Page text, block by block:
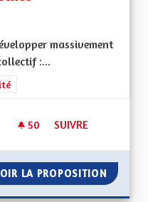
massivement
:...
: Les services publics en
50 50 ABONNÉS
SUIVRE
LA PROPOSITION